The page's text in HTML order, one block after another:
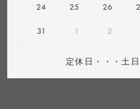
24 25 26
31 1 2
定休日・・・土